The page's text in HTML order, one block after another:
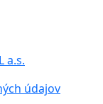
a.s.
údajov